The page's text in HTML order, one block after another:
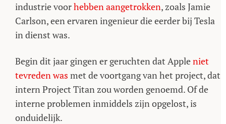
industrie voorhebben aangetrokken, zoals Jamie
Carlson, een ervaren ingenieur die eerder bij Tesla
in dienst was.
Begin dit jaar gingen er geruchten dat Appleniet
tevreden was met de voortgang van het project, dat
intern Project Titan zou worden genoemd. Of de
interne problemen inmiddels zijn opgelost, is
onduidelijk.